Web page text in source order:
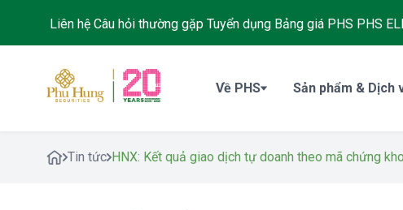
Liên hệ Câu hỏi thường gặp Tuyển dụng Bảng giá PHS PHS
Về PHS Sản phẩm & Dịch
Tin tức HNX: Kết quả giao dịch tự doanh theo mã chứng